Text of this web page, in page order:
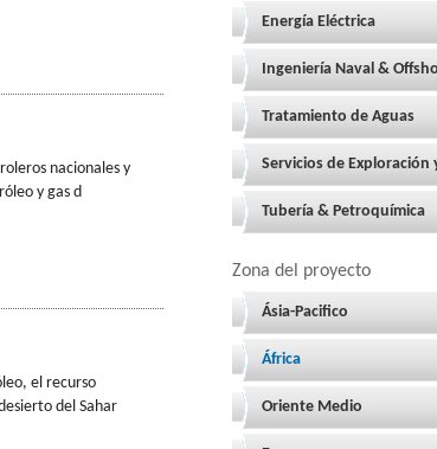
Energía Eléctrica
Ingeniería Naval &
Tratamiento de Aguas
Servicios de Exploración
Tubería & Petroquímica
Zona del proyecto
Ásia-Pacifico
África
Oriente Medio
nacionales y
y gas d
el recurso
del Sahar